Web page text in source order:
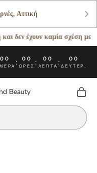
Αττική
έχουν καμία σχέση με
00 : 00
ΏΡΕΣ : 00
ΛΕΠΤΆ : 00
ΔΕΥΤΕΡ.
Beauty Καλάθι